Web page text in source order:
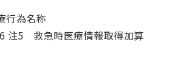
行為名称
6 注5 救急時医療情報取得加算